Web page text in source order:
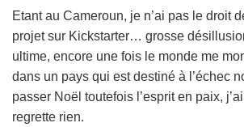
Etant au Cameroun, je n’ai pas le droit
projet sur Kickstarter… grosse
ultime, encore une fois le monde me
dans un pays qui est destiné à l’échec
passer Noël toutefois l’esprit en paix,
regrette rien.